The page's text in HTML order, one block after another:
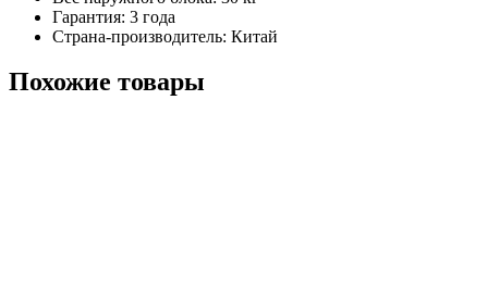
Гарантия: 3 года
Страна-производитель: Китай
Похожие товары